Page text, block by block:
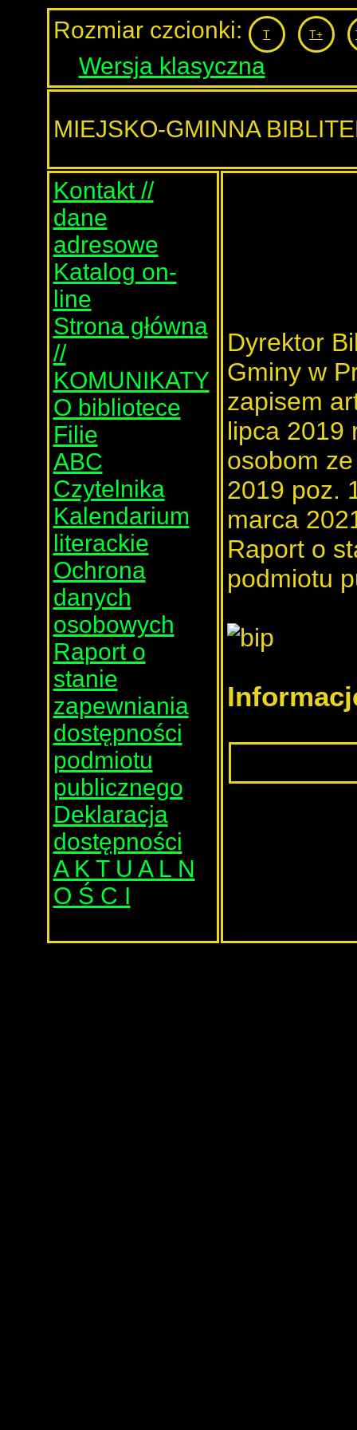
Rozmiar czcionki: T T+
Wersja klasyczna
MIEJSKO-GMINNA
Kontakt //
dane
adresowe
Katalog on-
line
Strona główna
//
KOMUNIKATY
O bibliotece
Filie
ABC
Czytelnika
Kalendarium
literackie
Ochrona
danych
osobowych
Raport o
stanie
zapewniania
dostępności
podmiotu
publicznego
Deklaracja
dostępności
A K T U A L N
O Ś C I
Dyrektor
Gminy w
zapisem
lipca 2019
osobom
2019 poz.
marca
Raport o
podmiotu